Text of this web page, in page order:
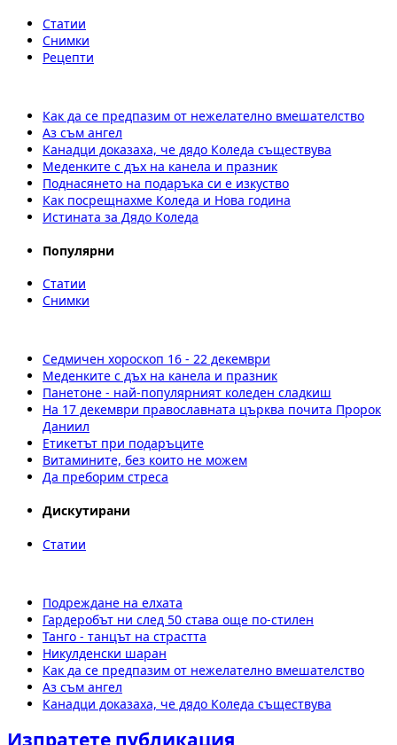
Статии
Снимки
Рецепти
Как да се предпазим от нежелателно вмешателство
Аз съм ангел
Канадци доказаха, че дядо Коледа съществува
Меденките с дъх на канела и празник
Поднасянето на подаръка си е изкуство
Как посрещнахме Коледа и Нова година
Истината за Дядо Коледа
Популярни
Статии
Снимки
Седмичен хороскоп 16 - 22 декември
Меденките с дъх на канела и празник
Панетоне - най-популярният коледен сладкиш
На 17 декември православната църква почита Пророк
Даниил
Етикетът при подаръците
Витамините, без които не можем
Да преборим стреса
Дискутирани
Статии
Подреждане на елхата
Гардеробът ни след 50 става още по-стилен
Танго - танцът на страстта
Никулденски шаран
Как да се предпазим от нежелателно вмешателство
Аз съм ангел
Канадци доказаха, че дядо Коледа съществува
Изпратете публикация